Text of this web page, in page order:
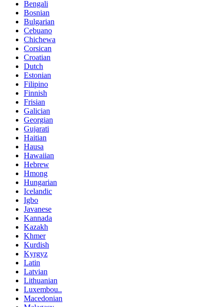
Bengali
Bosnian
Bulgarian
Cebuano
Chichewa
Corsican
Croatian
Dutch
Estonian
Filipino
Finnish
Frisian
Galician
Georgian
Gujarati
Haitian
Hausa
Hawaiian
Hebrew
Hmong
Hungarian
Icelandic
Igbo
Javanese
Kannada
Kazakh
Khmer
Kurdish
Kyrgyz
Latin
Latvian
Lithuanian
Luxembou..
Macedonian